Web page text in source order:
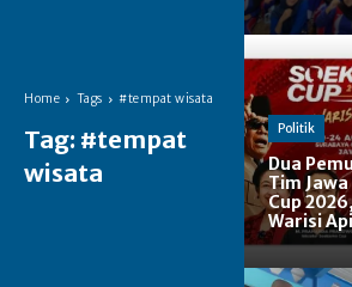
Home Tags #tempat wisata
Tag: #tempat
wisata
Politik
Dua
Tim
Cup
Warisi